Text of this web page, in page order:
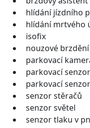
hlídání jízdního
hlídání mrtvého
isofix
nouzové brzdění
parkovací
parkovací
parkovací
senzor stěračů
senzor světel
senzor tlaku v